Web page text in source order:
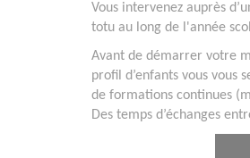
Vous intervenez auprès
totu au long de l'année
Avant de démarrer votre
profil d’enfants vous vous
de formations continues
Des temps d’échanges